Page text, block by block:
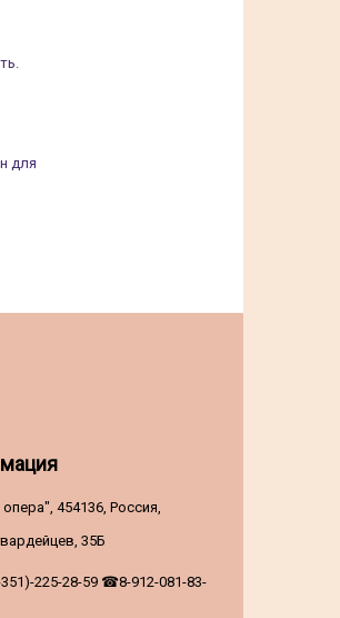
для
454136, Россия,
35Б
225-28-59 ☎8-912-081-83-